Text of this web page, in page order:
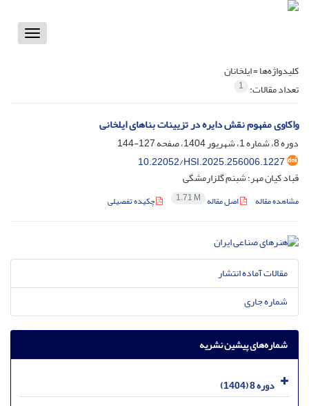
Toggle
کلیدواژه‌ها =ایلخانان
تعداد مقالات: 1
واکاوی مفهوم نقش دایره در تزیینات بناهای ایلخانی
دوره 8، شماره 1، شهریور 1404، صفحه
127-144
10.22052/HSI.2025.256006.1227
قباد کیان مهر؛ شبنم گلزارمشگی
مشاهده مقاله اصل مقاله 1.71 M چکیده تفصیلی
مقالات آماده انتشار
شماره جاری
شماره‌های پیشین نشریه
دوره 8 (1404)